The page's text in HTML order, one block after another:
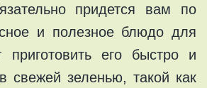
придется вам по
и полезное блюдо для
приготовить его быстро и
свежей зеленью, такой как